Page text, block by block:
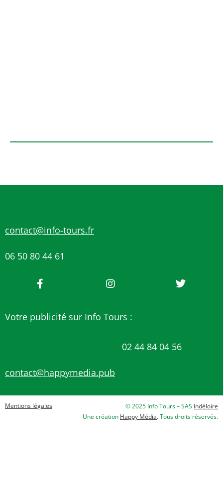
contact@info-tours.fr
06 50 80 44 61
Votre publicité sur Info Tours :
02 44 84 04 56
contact@happymedia.pub
Mentions légales © 2025 Info Tours – SAS Indéloire
Une création Happy Média. Tous droits réservés.